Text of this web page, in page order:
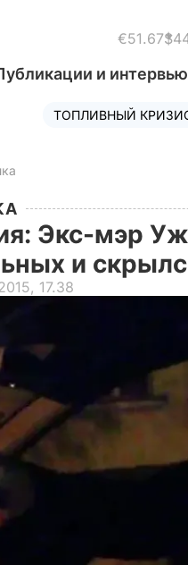
€51.67
и интервью
ТОПЛИВНЫЙ
Экс-мэр
и
17.38